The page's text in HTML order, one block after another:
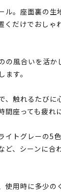
。座面裏の生
くだけでおしゃ
風合いを活か
す。
触れるたびに
座っても疲れ
イトグレーの5
、シーンに合
用時に多少の